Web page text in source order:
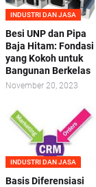
INDUSTRI DAN JASA
Besi UNP dan Pipa
Baja Hitam: Fondasi
yang Kokoh untuk
Bangunan Berkelas
November 20, 2023
INDUSTRI DAN JASA
Basis Diferensiasi